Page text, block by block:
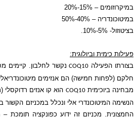
במיקרוזומים – 15%-20%
במיטוכונדריה – 40%-50%
בציטוזול- 5%-10%.
פעילות כימית וביולוגית:
בצורתו הפעילה COQ10נקשר לחלבון. קיימים
חלקם (לפחות חמישה) הם אנזימים
מבחינה ביוכימיתCOQ10 הוא קו אנזים
הנשימה המיטוכונדרי אלי ונכלל במכניזם הקשור
החמצונית. מכניזם זה ידוע כפונקציה תומכת –